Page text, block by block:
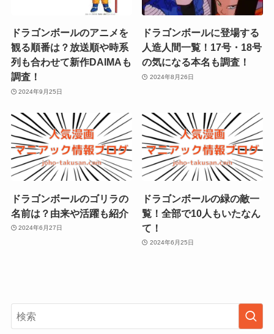
ドラゴンボールのアニメを
観る順番は？放送順や時系
列も合わせて新作DAIMAも
調査！
2024年9月25日
ドラゴンボールに登場する
人造人間一覧！17号・18号
の気になる本名も調査！
2024年8月26日
ドラゴンボールのゴリラの
名前は？由来や活躍も紹介
2024年6月27日
ドラゴンボールの緑の敵一
覧！全部で10人もいたなん
て！
2024年6月25日